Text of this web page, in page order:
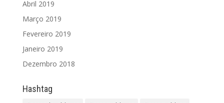
Abril 2019
Março 2019
Fevereiro 2019
Janeiro 2019
Dezembro 2018
Hashtag